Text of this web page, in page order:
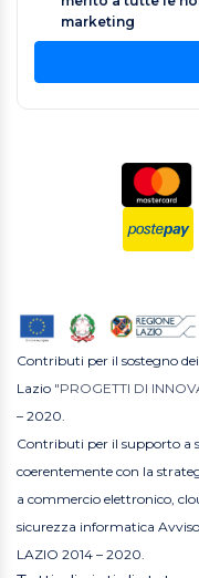
marketing
Contributi per il sostegno
Lazio "PROGETTI DI
– 2020.
Contributi per il supporto a
coerentemente con la
a commercio elettronico,
sicurezza informatica Avviso
LAZIO 2014 – 2020.